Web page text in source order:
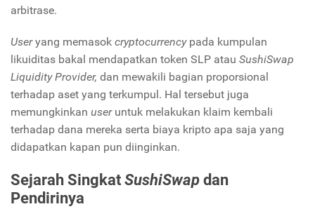
arbitrase.
Useryang memasok cryptocurrency pada kumpulan
likuiditas bakal mendapatkan token SLP atau SushiSwap
Liquidity Provider, dan mewakili bagian proporsional
terhadap aset yang terkumpul. Hal tersebut juga
memungkinkan useruntuk melakukan klaim kembali
terhadap dana mereka serta biaya kripto apa saja yang
didapatkan kapan pun diinginkan.
Sejarah SingkatSushiSwapdan
Pendirinya